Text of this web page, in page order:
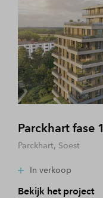
Parckhart fase 1
Parckhart, Soest
In verkoop
Bekijk het project